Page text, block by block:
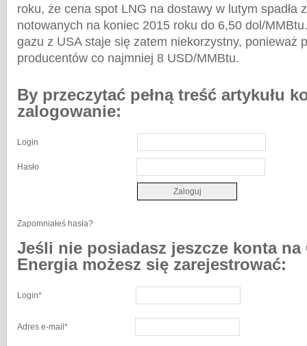
roku, że cena spot LNG na dostawy w lutym spadła
notowanych na koniec 2015 roku do 6,50 dol/
gazu z USA staje się zatem niekorzystny, ponieważ
producentów co najmniej 8 USD/MMBtu.
By przeczytać pełną treść artykułu
zalogowanie:
Login
Hasło
Zapomniałeś hasła?
Jeśli nie posiadasz jeszcze konta na
Energia możesz się zarejestrować:
Login*
Adres e-mail *